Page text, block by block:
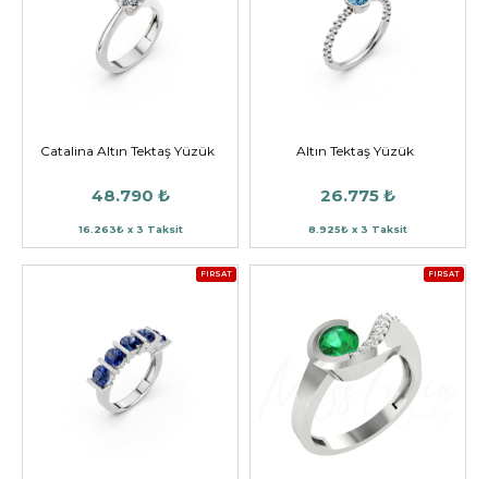
Catalina Altın Tektaş Yüzük
48.790 ₺
16.263₺ x 3 Taksit
Altın Tektaş Yüzük
26.775 ₺
8.925₺ x 3 Taksit
FIRSAT FIRSAT